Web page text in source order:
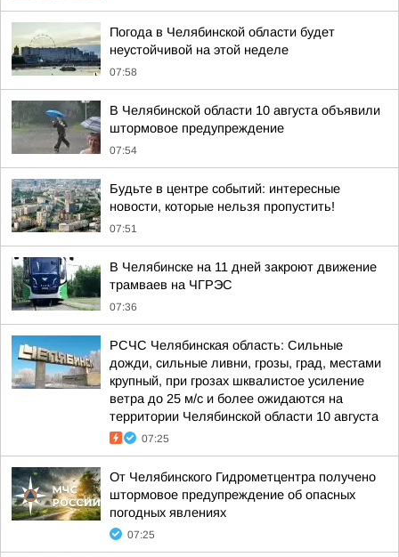
Погода в Челябинской области будет
неустойчивой на этой неделе
07:58
В Челябинской области 10 августа объявили
штормовое предупреждение
07:54
Будьте в центре событий: интересные
новости, которые нельзя пропустить!
07:51
В Челябинске на 11 дней закроют движение
трамваев на ЧГРЭС
07:36
РСЧС Челябинская область: Сильные
дожди, сильные ливни, грозы, град, местами
крупный, при грозах шквалистое усиление
ветра до 25 м/с и более ожидаются на
территории Челябинской области 10 августа
07:25
От Челябинского Гидрометцентра получено
штормовое предупреждение об опасных
погодных явлениях
07:25